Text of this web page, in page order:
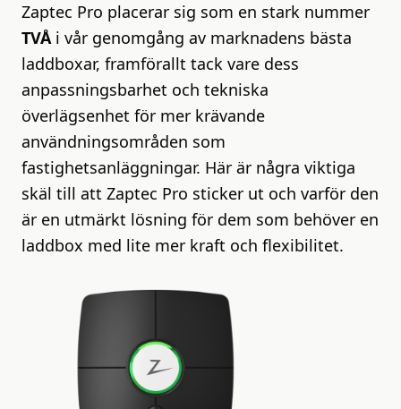
Zaptec Pro placerar sig som en stark nummer
TVÅi vår genomgång av marknadens bästa
laddboxar, framförallt tack vare dess
anpassningsbarhet och tekniska
överlägsenhet för mer krävande
användningsområden som
fastighetsanläggningar. Här är några viktiga
skäl till att Zaptec Pro sticker ut och varför den
är en utmärkt lösning för dem som behöver en
laddbox med lite mer kraft och flexibilitet.